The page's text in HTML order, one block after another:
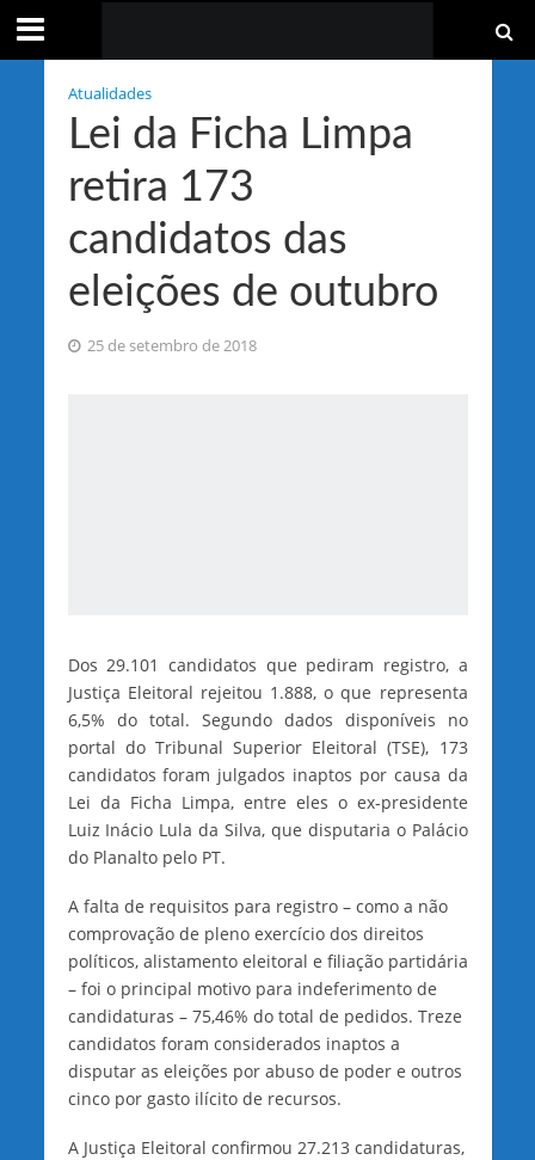
Atualidades
Lei da Ficha Limpa
retira 173
candidatos das
eleições de outubro
25 de setembro de 2018
Dos 29.101 candidatos que pediram registro, a
Justiça Eleitoral rejeitou 1.888, o que representa
6,5% do total. Segundo dados disponíveis no
portal do Tribunal Superior Eleitoral (TSE), 173
candidatos foram julgados inaptos por causa da
Lei da Ficha Limpa, entre eles o ex-presidente
Luiz Inácio Lula da Silva, que disputaria o Palácio
do Planalto pelo PT.
A falta de requisitos para registro – como a não
comprovação de pleno exercício dos direitos
políticos, alistamento eleitoral e filiação partidária
– foi o principal motivo para indeferimento de
candidaturas – 75,46% do total de pedidos. Treze
candidatos foram considerados inaptos a
disputar as eleições por abuso de poder e outros
cinco por gasto ilícito de recursos.
A Justiça Eleitoral confirmou 27.213 candidaturas,